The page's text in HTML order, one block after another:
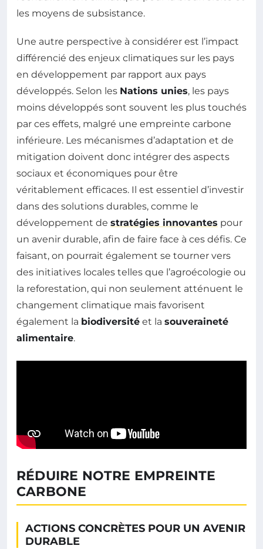
les moyens de subsistance.
Une autre perspective à considérer est l’impact
différencié des enjeux climatiques sur les pays
en développement par rapport aux pays
développés. Selon les Nations unies, les pays
moins développés sont souvent les plus touchés
par ces effets, malgré une empreinte carbone
inférieure. Les mécanismes d’adaptation et de
mitigation doivent donc intégrer des aspects
sociaux et économiques pour être
véritablement efficaces. Il est essentiel d’investir
dans des solutions durables, comme le
développement de stratégies innovantes pour
un avenir durable, afin de faire face à ces défis. Ce
faisant, on pourrait également se tourner vers
des initiatives locales telles que l’agroécologie ou
la reforestation, qui non seulement atténuent le
changement climatique mais favorisent
également la biodiversité et la souveraineté
alimentaire.
RÉDUIRE NOTRE EMPREINTE
CARBONE
ACTIONS CONCRÈTES POUR UN AVENIR
DURABLE